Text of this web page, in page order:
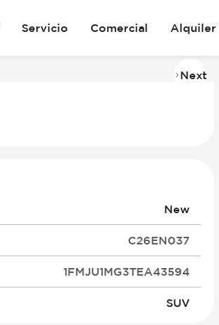
Servicio Comercial Alquiler
Next
New
C26EN037
1FMJU1MG3TEA43594
SUV